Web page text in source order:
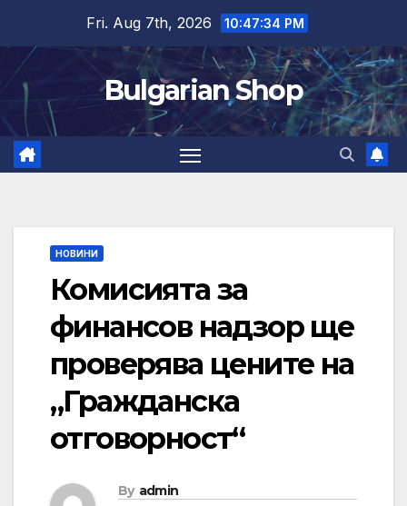
content
Fri. Aug 7th, 2026 10:47:34 PM
Bulgarian Shop
НОВИНИ
Комисията за
финансов надзор ще
проверява цените на
„Гражданска
отговорност“
By admin